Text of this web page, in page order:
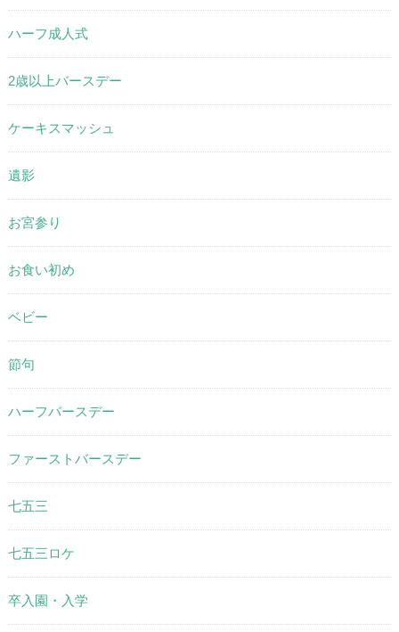
ハーフ成人式
2歳以上バースデー
ケーキスマッシュ
遺影
お宮参り
お食い初め
ベビー
節句
ハーフバースデー
ファーストバースデー
七五三
七五三ロケ
卒入園・入学